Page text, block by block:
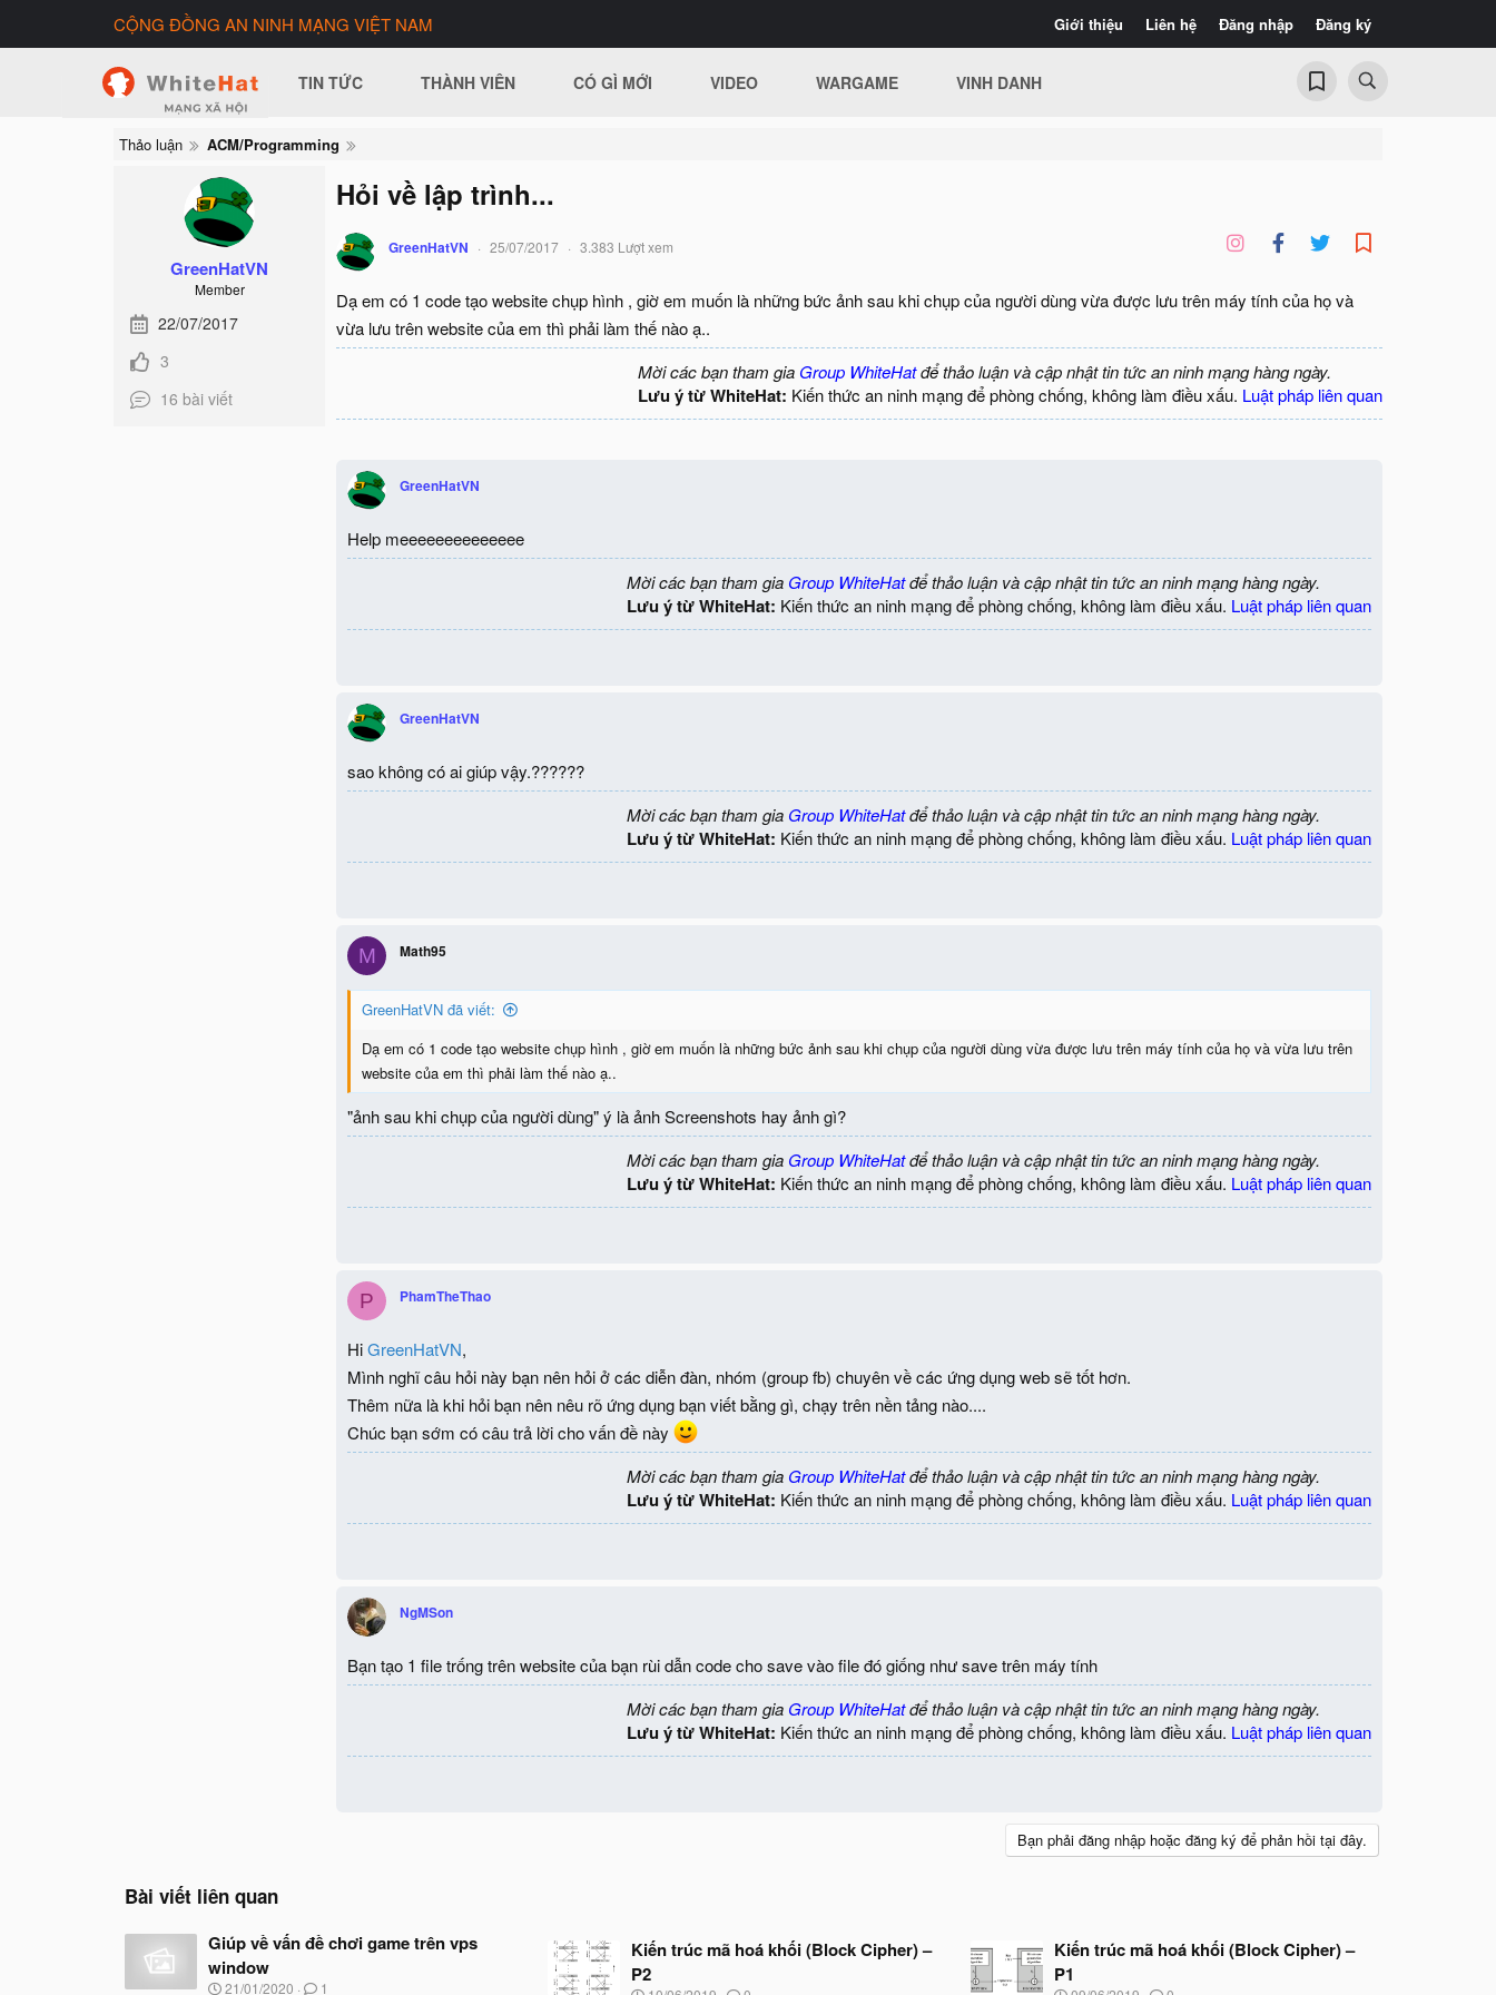
Giới thiệu Liên hệ Đăng nhập Đăng ký
CỘNG ĐỒNG AN NINH MẠNG VIỆT NAM
TIN TỨC THÀNH VIÊN CÓ GÌ MỚI VIDEO WARGAME VINH DANH
Thảo luận ACM/Programming
GreenHatVN
Member
22/07/2017
3
16 bài viết
Hỏi về lập trình...
GreenHatVN 25/07/2017 3.383 Lượt xem
Dạ em có 1 code tạo website chụp hình , giờ em muốn là những bức ảnh sau khi chụp của người dùng vừa được lưu trên máy tính của họ và
vừa lưu trên website của em thì phải làm thế nào ạ..
Mời các bạn tham gia Group WhiteHatđể thảo luận và cập nhật tin tức an ninh mạng hàng ngày.
Lưu ý từ WhiteHat: Kiến thức an ninh mạng để phòng chống, không làm điều xấu. Luật pháp liên quan
GreenHatVN
Help meeeeeeeeeeeeee
Mời các bạn tham gia Group WhiteHatđể thảo luận và cập nhật tin tức an ninh mạng hàng ngày.
Lưu ý từ WhiteHat: Kiến thức an ninh mạng để phòng chống, không làm điều xấu. Luật pháp liên quan
GreenHatVN
sao không có ai giúp vậy.??????
Mời các bạn tham gia Group WhiteHatđể thảo luận và cập nhật tin tức an ninh mạng hàng ngày.
Lưu ý từ WhiteHat: Kiến thức an ninh mạng để phòng chống, không làm điều xấu. Luật pháp liên quan
M Math95
GreenHatVN đã viết:
Dạ em có 1 code tạo website chụp hình , giờ em muốn là những bức ảnh sau khi chụp của người dùng vừa được lưu trên máy tính của họ và vừa lưu trên
website của em thì phải làm thế nào ạ..
"ảnh sau khi chụp của người dùng" ý là ảnh Screenshots hay ảnh gì?
Mời các bạn tham gia Group WhiteHatđể thảo luận và cập nhật tin tức an ninh mạng hàng ngày.
Lưu ý từ WhiteHat: Kiến thức an ninh mạng để phòng chống, không làm điều xấu. Luật pháp liên quan
P PhamTheThao
HiGreenHatVN,
Mình nghĩ câu hỏi này bạn nên hỏi ở các diễn đàn, nhóm (group fb) chuyên về các ứng dụng web sẽ tốt hơn.
Thêm nữa là khi hỏi bạn nên nêu rõ ứng dụng bạn viết bằng gì, chạy trên nền tảng nào....
Chúc bạn sớm có câu trả lời cho vấn đề này
Mời các bạn tham gia Group WhiteHatđể thảo luận và cập nhật tin tức an ninh mạng hàng ngày.
Lưu ý từ WhiteHat: Kiến thức an ninh mạng để phòng chống, không làm điều xấu. Luật pháp liên quan
NgMSon
Bạn tạo 1 file trống trên website của bạn rùi dẫn code cho save vào file đó giống như save trên máy tính
Mời các bạn tham gia Group WhiteHatđể thảo luận và cập nhật tin tức an ninh mạng hàng ngày.
Lưu ý từ WhiteHat: Kiến thức an ninh mạng để phòng chống, không làm điều xấu. Luật pháp liên quan
Bạn phải đăng nhập hoặc đăng ký để phản hồi tại đây.
Bài viết liên quan
Giúp về vấn đề chơi game trên vps
window
N
21/01/2020 1
Kiến trúc mã hoá khối (Block Cipher) –
P2
Kiến trúc mã hoá khối (Block Cipher) –
P1